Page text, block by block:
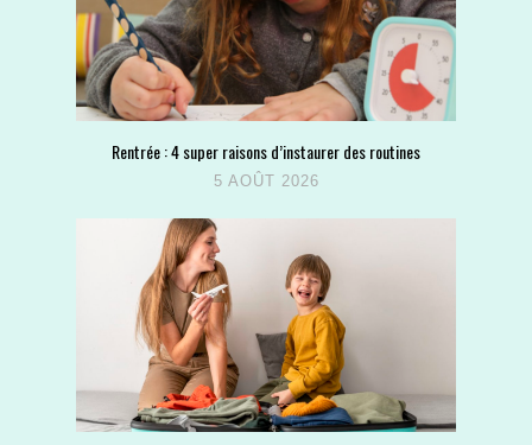
Rentrée : 4 super raisons d’instaurer des routines
5 AOÛT 2026